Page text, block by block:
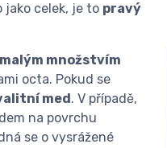
jako celek, je to pravý
množstvím
octa. Pokud se
med. V případě,
na povrchu
se o vysrážené